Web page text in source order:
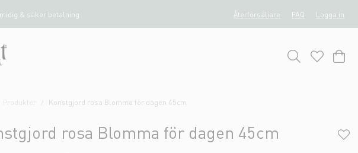
& säker betalning Återförsäljare FAQ Logga in
Produkter Konstgjord rosa Blomma för dagen 45cm
rosa Blomma för dagen 45cm